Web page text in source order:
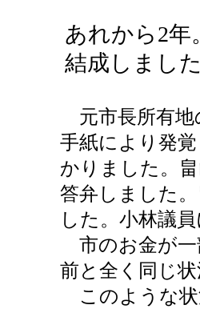
あれから2
結成しまし
元市長所有地
手紙により発
かりました。
答弁しました
した。小林議
市のお金が一
前と全く同じ
このような状